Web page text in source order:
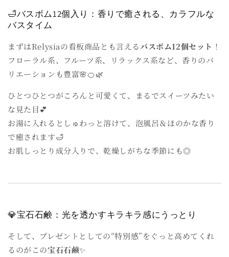
🛁バスボム12個入り：香りで癒される、カラフルな
バスタイム
まずはRelysiaの看板商品とも言えるバスボム12個セット ！
フローラル系、フルーツ系、リラックス系など、香りのバ
リエーションも豊富🌸🍊🌿
ひとつひとつがころんと可愛くて、まるでスイーツみたい
な見た目💕
お湯に入れるとしゅわっと溶けて、泡風呂＆ほのかな香り
で癒されます🛁
お肌しっとり成分入りで、乾燥しがちな季節にも◎
💎宝石石鹸：光を透かすキラキラ感にうっとり
そして、プレゼントとしての“特別感”をぐっと高めてくれ
るのがこの宝石石鹸✨